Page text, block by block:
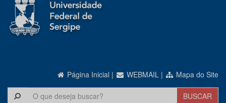
Página Inicial | WEBMAIL | Mapa do Site